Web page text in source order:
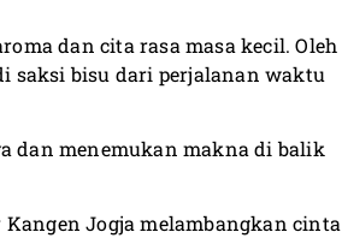
dan cita rasa masa kecil. Oleh
saksi bisu dari perjalanan waktu
dan menemukan makna di balik
Kangen Jogja melambangkan cinta